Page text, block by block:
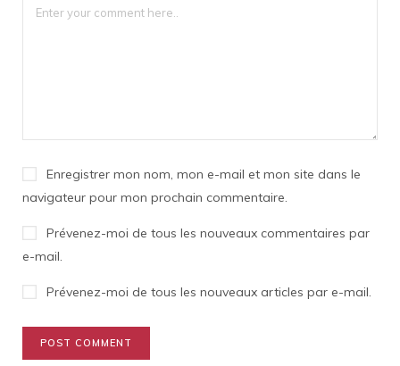
Enregistrer mon nom, mon e-mail et mon site dans le
navigateur pour mon prochain commentaire.
Prévenez-moi de tous les nouveaux commentaires par
e-mail.
Prévenez-moi de tous les nouveaux articles par e-mail.